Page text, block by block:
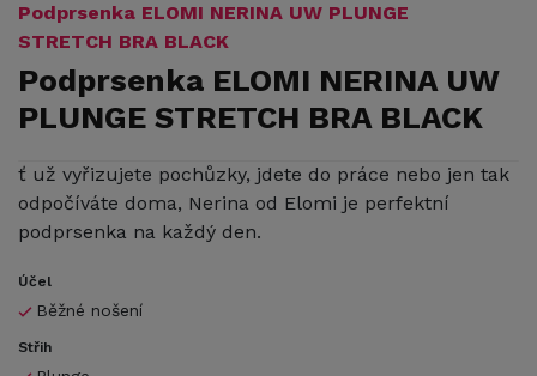
Podprsenka ELOMI NERINA UW PLUNGE
STRETCH BRA BLACK
Podprsenka ELOMI NERINA UW
PLUNGE STRETCH BRA BLACK
ť už vyřizujete pochůzky, jdete do práce nebo jen tak
odpočíváte doma, Nerina od Elomi je perfektní
podprsenka na každý den.
Účel
Běžné nošení
Střih